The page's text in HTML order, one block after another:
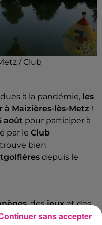
/ Club
à la pandémie, les
Maizières-lès-Metz !
août pour participer à
par le Club
bien
depuis le
, desjeuxet des
sur le site. Elle est
sans accepter